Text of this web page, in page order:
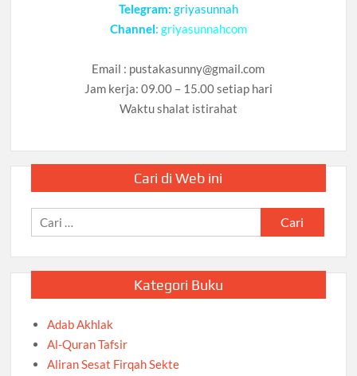
Telegram: griyasunnah
Channel: griyasunnahcom
Email : pustakasunny@gmail.com
Jam kerja: 09.00 – 15.00 setiap hari
Waktu shalat istirahat
Cari di Web ini
Cari
untuk:
Kategori Buku
Adab Akhlak
Al-Quran Tafsir
Aliran Sesat Firqah Sekte